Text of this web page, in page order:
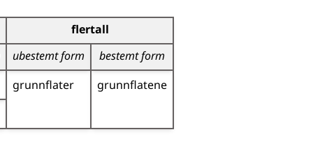
flertall
ubestemt form
bestemt form
grunnflater
grunnflatene